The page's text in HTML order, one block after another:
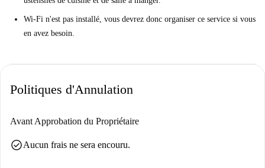
Wi-Fi n'est pas installé, vous devrez donc organiser ce service si vous
en avez besoin.
Politiques d'Annulation
Avant Approbation du Propriétaire
check_circleAucun frais ne sera encouru.